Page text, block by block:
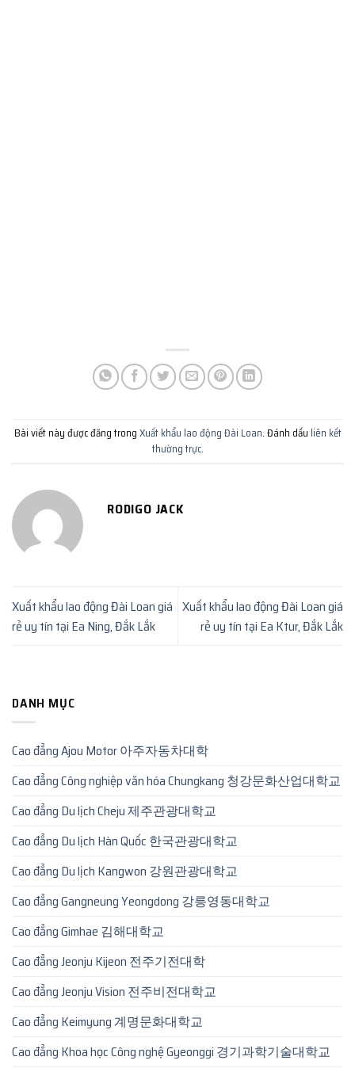
Bài viết này được đăng trongXuất khẩu lao động Đài Loan. Đánh dấu liên kết
thường trực.
RODIGO JACK
Xuất khẩu lao động Đài Loan giá
rẻ uy tín tại Ea Ning, Đắk Lắk
Xuất khẩu lao động Đài Loan giá
rẻ uy tín tại Ea Ktur, Đắk Lắk
DANH MỤC
Cao đẳng Ajou Motor 아주자동차대학
Cao đẳng Công nghiệp văn hóa Chungkang 청강문화산업대학교
Cao đẳng Du lịch Cheju 제주관광대학교
Cao đẳng Du lịch Hàn Quốc 한국관광대학교
Cao đẳng Du lịch Kangwon 강원관광대학교
Cao đẳng Gangneung Yeongdong 강릉영동대학교
Cao đẳng Gimhae 김해대학교
Cao đẳng Jeonju Kijeon 전주기전대학
Cao đẳng Jeonju Vision 전주비전대학교
Cao đẳng Keimyung 계명문화대학교
Cao đẳng Khoa học Công nghệ Gyeonggi 경기과학기술대학교